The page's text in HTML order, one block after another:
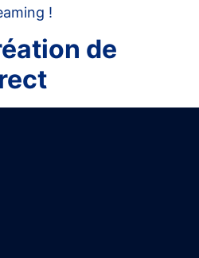
!
de